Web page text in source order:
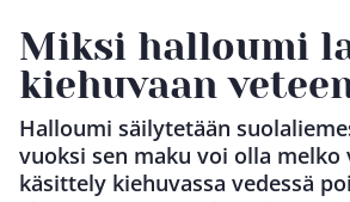
Miksi halloumi
kiehuvaan
Halloumi säilytetään
vuoksi sen maku voi olla melko
käsittely kiehuvassa vedessä